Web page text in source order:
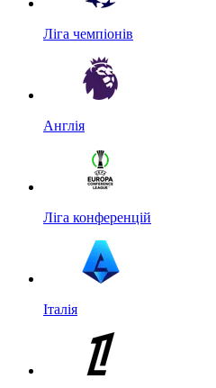
Ліга чемпіонів
Англія
Ліга конференцій
Італія